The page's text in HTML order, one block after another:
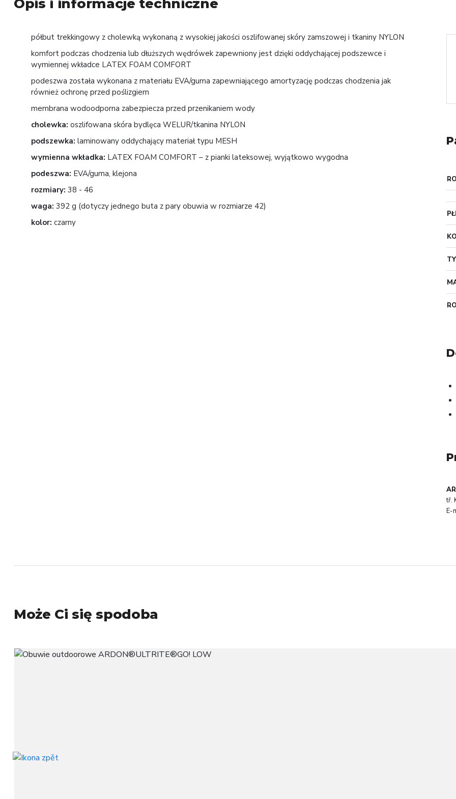
Opis i informacje techniczne
półbut trekkingowy z cholewką wykonaną z wysokiej jakości oszlifowanej skóry zamszowej i tkaniny NYLON
komfort podczas chodzenia lub dłuższych wędrówek zapewniony jest dzięki oddychającej podszewce i
wymiennej wkładce LATEX FOAM COMFORT
podeszwa została wykonana z materiału EVA/guma zapewniającego amortyzację podczas chodzenia jak
również ochronę przed poślizgiem
membrana wodoodporna zabezpiecza przed przenikaniem wody
cholewka: oszlifowana skóra bydlęca WELUR/tkanina NYLON
podszewka: laminowany oddychający materiał typu MESH
wymienna wkładka: LATEX FOAM COMFORT – z pianki lateksowej, wyjątkowo wygodna
podeszwa: EVA/guma, klejona
rozmiary: 38 - 46
waga: 392 g (dotyczy jednego buta z pary obuwia w rozmiarze 42)
kolor: czarny
tř.
E-
Może Ci się spodoba